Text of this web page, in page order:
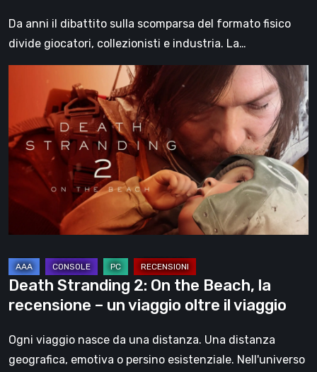
Da anni il dibattito sulla scomparsa del formato fisico
divide giocatori, collezionisti e industria. La…
Stranding
On
the
Beach,
recensione
–
viaggio
oltre
il
Death Stranding 2: On the Beach, la
recensione – un viaggio oltre il viaggio
Ogni viaggio nasce da una distanza. Una distanza
geografica, emotiva o persino esistenziale. Nell'universo